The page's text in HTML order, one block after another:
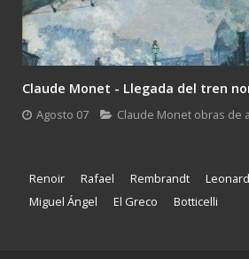
Claude Monet - Llegada del tren
Agosto 07 Claude Monet obras de
Renoir Rafael Rembrandt
Miguel Ángel
El Greco Botticelli